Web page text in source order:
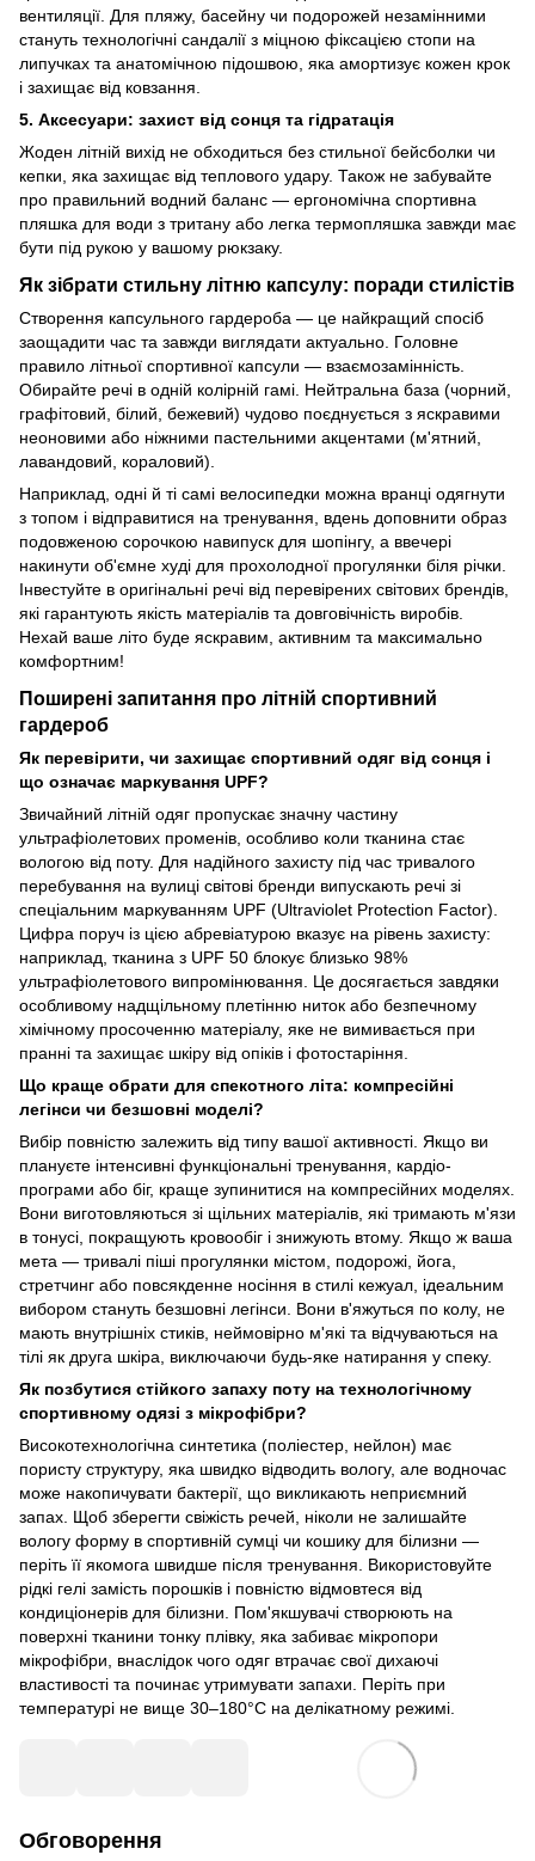
вентиляції. Для пляжу, басейну чи подорожей незамінними
стануть технологічні сандалії з міцною фіксацією стопи на
липучках та анатомічною підошвою, яка амортизує кожен крок
і захищає від ковзання.
5. Аксесуари: захист від сонця та гідратація
Жоден літній вихід не обходиться без стильної бейсболки чи
кепки, яка захищає від теплового удару. Також не забувайте
про правильний водний баланс — ергономічна спортивна
пляшка для води з тритану або легка термопляшка завжди має
бути під рукою у вашому рюкзаку.
Як зібрати стильну літню капсулу: поради стилістів
Створення капсульного гардероба — це найкращий спосіб
заощадити час та завжди виглядати актуально. Головне
правило літньої спортивної капсули — взаємозамінність.
Обирайте речі в одній колірній гамі. Нейтральна база (чорний,
графітовий, білий, бежевий) чудово поєднується з яскравими
неоновими або ніжними пастельними акцентами (м'ятний,
лавандовий, кораловий).
Наприклад, одні й ті самі велосипедки можна вранці одягнути
з топом і відправитися на тренування, вдень доповнити образ
подовженою сорочкою навипуск для шопінгу, а ввечері
накинути об'ємне худі для прохолодної прогулянки біля річки.
Інвестуйте в оригінальні речі від перевірених світових брендів,
які гарантують якість матеріалів та довговічність виробів.
Нехай ваше літо буде яскравим, активним та максимально
комфортним!
Поширені запитання про літній спортивний
гардероб
Як перевірити, чи захищає спортивний одяг від сонця і
що означає маркування UPF?
Звичайний літній одяг пропускає значну частину
ультрафіолетових променів, особливо коли тканина стає
вологою від поту. Для надійного захисту під час тривалого
перебування на вулиці світові бренди випускають речі зі
спеціальним маркуванням UPF (Ultraviolet Protection Factor).
Цифра поруч із цією абревіатурою вказує на рівень захисту:
наприклад, тканина з UPF 50 блокує близько 98%
ультрафіолетового випромінювання. Це досягається завдяки
особливому надщільному плетінню ниток або безпечному
хімічному просоченню матеріалу, яке не вимивається при
пранні та захищає шкіру від опіків і фотостаріння.
Що краще обрати для спекотного літа: компресійні
легінси чи безшовні моделі?
Вибір повністю залежить від типу вашої активності. Якщо ви
плануєте інтенсивні функціональні тренування, кардіо-
програми або біг, краще зупинитися на компресійних моделях.
Вони виготовляються зі щільних матеріалів, які тримають м'язи
в тонусі, покращують кровообіг і знижують втому. Якщо ж ваша
мета — тривалі піші прогулянки містом, подорожі, йога,
стретчинг або повсякденне носіння в стилі кежуал, ідеальним
вибором стануть безшовні легінси. Вони в'яжуться по колу, не
мають внутрішніх стиків, неймовірно м'які та відчуваються на
тілі як друга шкіра, виключаючи будь-яке натирання у спеку.
Як позбутися стійкого запаху поту на технологічному
спортивному одязі з мікрофібри?
Високотехнологічна синтетика (поліестер, нейлон) має
пористу структуру, яка швидко відводить вологу, але водночас
може накопичувати бактерії, що викликають неприємний
запах. Щоб зберегти свіжість речей, ніколи не залишайте
вологу форму в спортивній сумці чи кошику для білизни —
періть її якомога швидше після тренування. Використовуйте
рідкі гелі замість порошків і повністю відмовтеся від
кондиціонерів для білизни. Пом'якшувачі створюють на
поверхні тканини тонку плівку, яка забиває мікропори
мікрофібри, внаслідок чого одяг втрачає свої дихаючі
властивості та починає утримувати запахи. Періть при
температурі не вище 30–180°C на делікатному режимі.
Обговорення